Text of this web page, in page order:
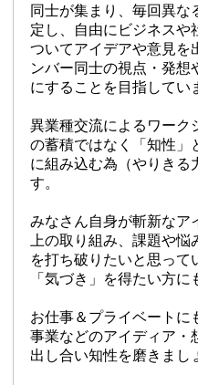
同士が集まり、毎回異な
定し、自由にビジネスや
ついてアイデアや意見を
ンバー同士の視点・発想
にすることを目指してい
異業種交流によるワーク
の蓄積ではなく「知性」
に組み込む為（やりきる
す。
みなさん自身が斬新なア
上の取り組み、課題や
を打ち破りたいと思って
「気づき」を得たい方
お仕事＆プライベートに
事業などのアイディア・
出し合い知性を磨きまし